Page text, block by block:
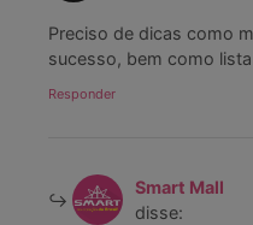
Preciso de dicas como
sucesso, bem como
Responder
Smart Mall
disse: